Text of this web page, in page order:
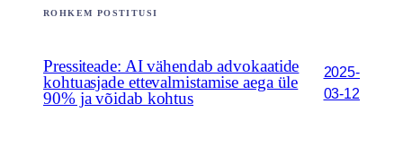
ROHKEM POSTITUSI
Pressiteade: AI vähendab advokaatide
kohtuasjade ettevalmistamise aega üle
90% ja võidab kohtus
2025-
03-12